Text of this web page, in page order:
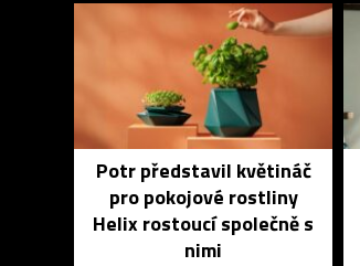
Potr představil květináč
pro pokojové rostliny
Helix rostoucí společně s
nimi